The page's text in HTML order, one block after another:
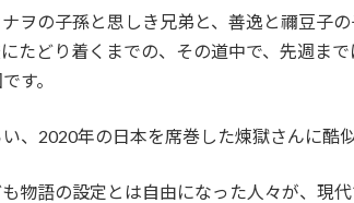
ヲの子孫と思しき兄弟と、善逸と禰豆子
たどり着くまでの、その道中で、先週ま
す。
、2020年の日本を席巻した煉獄さんに酷
物語の設定とは自由になった人々が、現